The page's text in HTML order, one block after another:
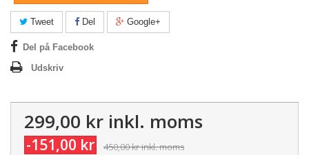
Tweet Del Google+
Del på Facebook
Udskriv
299,00 kr inkl. moms
-151,00 kr 450,00 krinkl. moms